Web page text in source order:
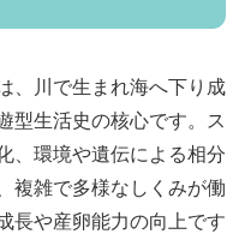
、川で生まれ海へ下り成
型生活史の核心です。ス
、環境や遺伝による相分
複雑で多様なしくみが働
長や産卵能力の向上です